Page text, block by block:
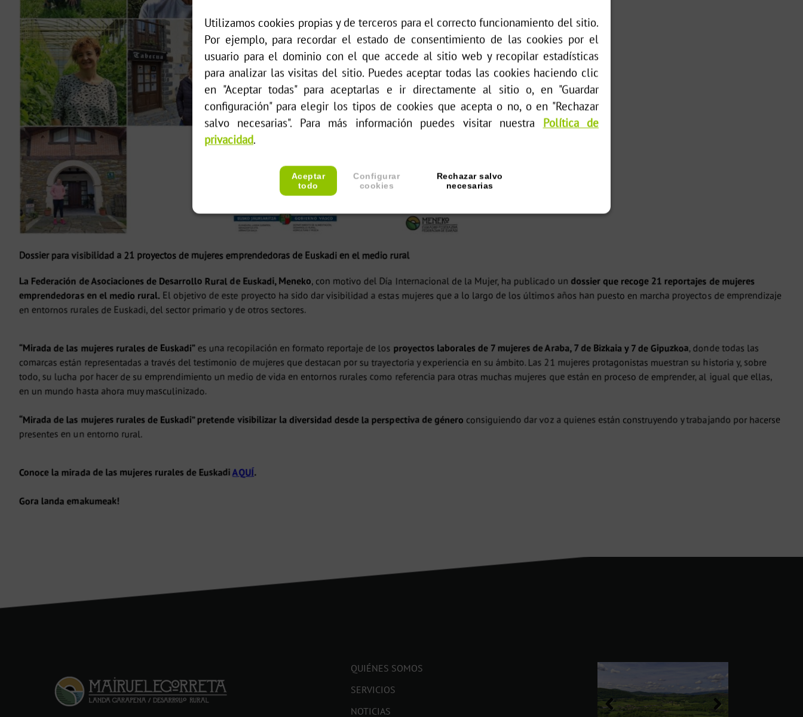
Dossier para visibilidad a 21 proyectos de mujeres emprendedoras de Euskadi en el medio rural
La Federación de Asociaciones de Desarrollo Rural de Euskadi, Meneko, con motivo del Día Internacional de la Mujer, ha publicado un dossier que recoge 21 reportajes de mujeres
emprendedoras en el medio rural. El objetivo de este proyecto ha sido dar visibilidad a estas mujeres que a lo largo de los últimos años han puesto en marcha proyectos de emprendizaje
en entornos rurales de Euskadi, del sector primario y de otros sectores.
“Mirada de las mujeres rurales de Euskadi” es una recopilación en formato reportaje de los proyectos laborales de 7 mujeres de Araba, 7 de Bizkaia y 7 de Gipuzkoa, donde todas las
comarcas están representadas a través del testimonio de mujeres que destacan por su trayectoria y experiencia en su ámbito. Las 21 mujeres protagonistas muestran su historia y, sobre
todo, su lucha por hacer de su emprendimiento un medio de vida en entornos rurales como referencia para otras muchas mujeres que están en proceso de emprender, al igual que ellas,
en un mundo hasta ahora muy masculinizado.
“Mirada de las mujeres rurales de Euskadi” pretende visibilizar la diversidad desde la perspectiva de género consiguiendo dar voz a quienes están construyendo y trabajando por hacerse
presentes en un entorno rural.
Conoce la mirada de las mujeres rurales de EuskadiAQUÍ.
Gora landa emakumeak!
QUIÉNES SOMOS
SERVICIOS
NOTICIAS
Utilizamos cookies propias y de terceros para el correcto funcionamiento del sitio.
Por ejemplo, para recordar el estado de consentimiento de las cookies por el
usuario para el dominio con el que accede al sitio web y recopilar estadísticas
para analizar las visitas del sitio. Puedes aceptar todas las cookies haciendo clic
en "Aceptar todas" para aceptarlas e ir directamente al sitio o, en "Guardar
configuración" para elegir los tipos de cookies que acepta o no, o en "Rechazar
salvo necesarias". Para más información puedes visitar nuestra Política de
privacidad.
Aceptar
todo
Configurar
cookies
Rechazar salvo
necesarias